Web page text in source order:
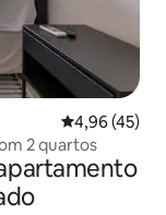
4,96 de uma
4,96 (45)
2 quartos